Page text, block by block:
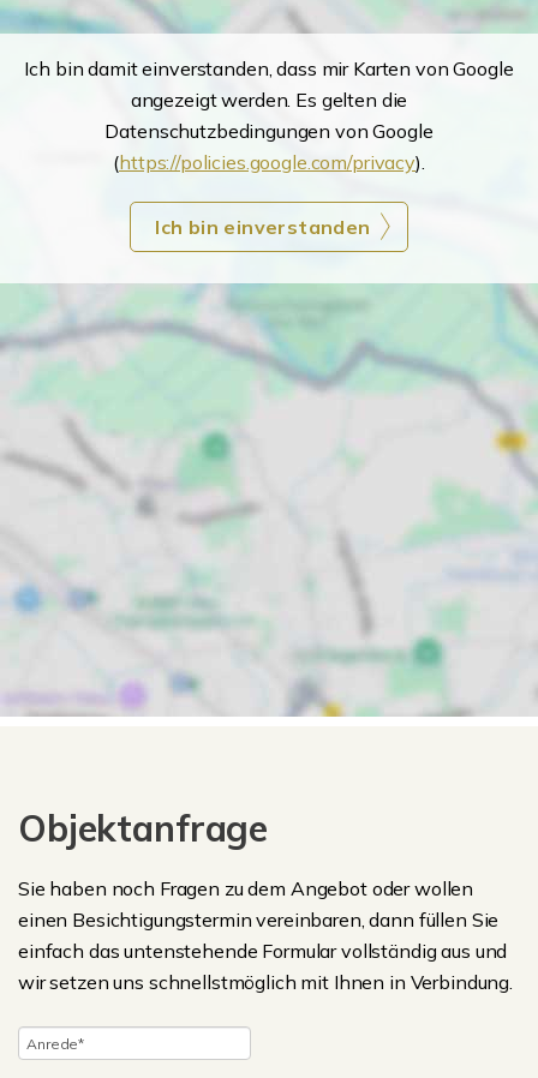
Ich bin damit einverstanden, dass mir Karten von Google
angezeigt werden. Es gelten die
Datenschutzbedingungen von Google
(https://policies.google.com/privacy).
Ich bin einverstanden
Objektanfrage
Sie haben noch Fragen zu dem Angebot oder wollen
einen Besichtigungstermin vereinbaren, dann füllen Sie
einfach das untenstehende Formular vollständig aus und
wir setzen uns schnellstmöglich mit Ihnen in Verbindung.